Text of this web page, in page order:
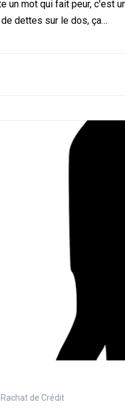
un mot qui fait peur, c'est
dettes sur le dos, ça…
de Crédit